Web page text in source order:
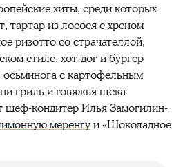
хиты, среди которых
тартар из лосося с хреном
ризотто со страчателлой,
стиле, хот-дог и бургер
с картофельным
гриль и говяжья щека
шеф-кондитер Илья Замогилин-
меренгуи «Шоколадное